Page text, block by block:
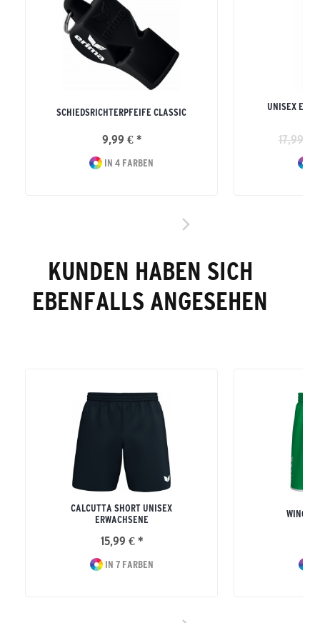
SCHIEDSRICHTERPFEIFE CLASSIC
9,99 € *
IN 4 FARBEN
UNISEX
17,99 € *
KUNDEN HABEN SICH
EBENFALLS ANGESEHEN
CALCUTTA SHORT UNISEX
ERWACHSENE
15,99 € *
IN 7 FARBEN
WINGS